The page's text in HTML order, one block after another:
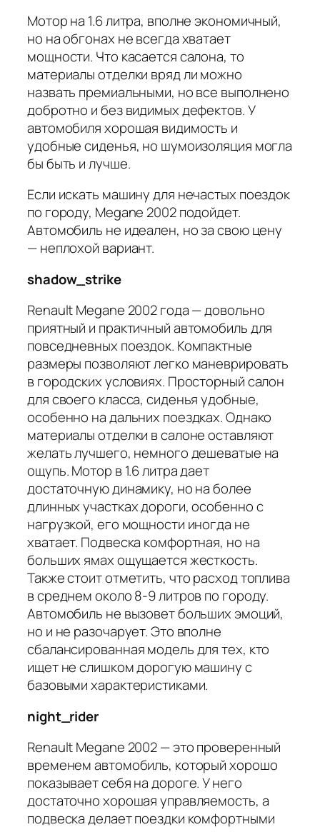
Мотор на 1.6 литра, вполне экономичный,
но на обгонах не всегда хватает
мощности. Что касается салона, то
материалы отделки вряд ли можно
назвать премиальными, но все выполнено
добротно и без видимых дефектов. У
автомобиля хорошая видимость и
удобные сиденья, но шумоизоляция могла
бы быть и лучше.
Если искать машину для нечастых поездок
по городу, Megane 2002 подойдет.
Автомобиль не идеален, но за свою цену
— неплохой вариант.
shadow_strike
Renault Megane 2002 года — довольно
приятный и практичный автомобиль для
повседневных поездок. Компактные
размеры позволяют легко маневрировать
в городских условиях. Просторный салон
для своего класса, сиденья удобные,
особенно на дальних поездках. Однако
материалы отделки в салоне оставляют
желать лучшего, немного дешеватые на
ощупь. Мотор в 1.6 литра дает
достаточную динамику, но на более
длинных участках дороги, особенно с
нагрузкой, его мощности иногда не
хватает. Подвеска комфортная, но на
больших ямах ощущается жесткость.
Также стоит отметить, что расход топлива
в среднем около 8-9 литров по городу.
Автомобиль не вызовет больших эмоций,
но и не разочарует. Это вполне
сбалансированная модель для тех, кто
ищет не слишком дорогую машину с
базовыми характеристиками.
night_rider
Renault Megane 2002 — это проверенный
временем автомобиль, который хорошо
показывает себя на дороге. У него
достаточно хорошая управляемость, а
подвеска делает поездки комфортными